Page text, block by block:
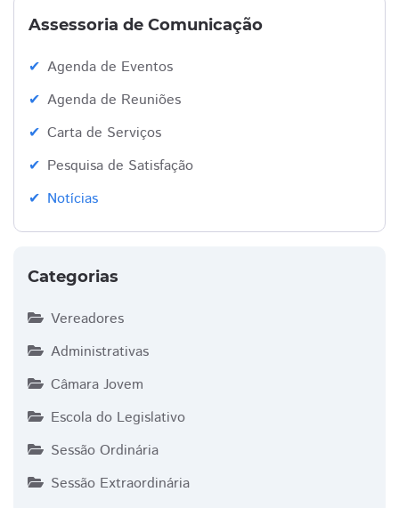
Assessoria de Comunicação
Agenda de Eventos
Agenda de Reuniões
Carta de Serviços
Pesquisa de Satisfação
Notícias
Categorias
Vereadores
Administrativas
Câmara Jovem
Escola do Legislativo
Sessão Ordinária
Sessão Extraordinária